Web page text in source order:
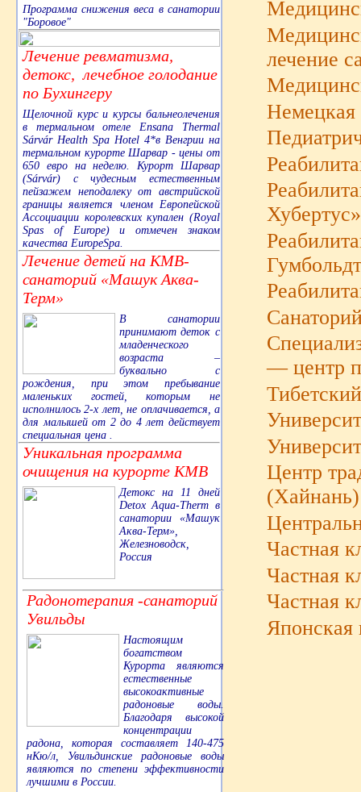
Программа снижения веса в санатории
"Боровое"
Лечение ревматизма,
детокс, лечебное голодание
по Бухингеру
Щелочной курс и курсы бальнеолечения
в термальном отеле Ensana Thermal
Sárvár Health Spa Hotel 4*в Венгрии на
термальном курорте Шарвар - цены от
650 евро на неделю. Курорт Шарвар
(Sárvár) с чудесным естественным
пейзажем неподалеку от австрийской
границы является членом Европейской
Ассоциации королевских купален (Royal
Spas of Europe) и отмечен знаком
качества EuropeSpa.
Лечение детей на КМВ-
санаторий «Машук Аква-
Терм»
В санатории
принимают деток с
младенческого
возраста –
буквально с
рождения, при этом пребывание
маленьких гостей, которым не
исполнилось 2-х лет, не оплачивается, а
для малышей от 2 до 4 лет действует
специальная цена .
Уникальная программа
очищения на курорте КМВ
Детокс на 11 дней
Detox Aqua-Therm в
санатории «Машук
Аква-Терм»,
Железноводск,
Россия
Радонотерапия -санаторий
Увильды
Настоящим
богатством
Курорта являются
естественные
высокоактивные
радоновые воды.
Благодаря высокой
концентрации
радона, которая составляет 140-475
нКю/л, Увильдинские радоновые воды
являются по степени эффективности
лучшими в России.
лечение
Немецкая
Хубертус»
— центр
Центр
(Хайнань)
Частная
Частная
Частная
Японская